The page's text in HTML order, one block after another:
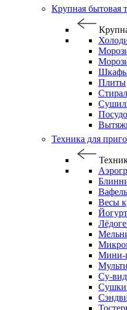
Крупная бытовая
Плиты
Техника для
Весы
Мини-
Су-вид
Сушки